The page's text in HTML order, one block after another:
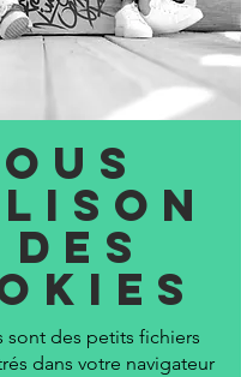
sont des petits fichiers
dans votre navigateur